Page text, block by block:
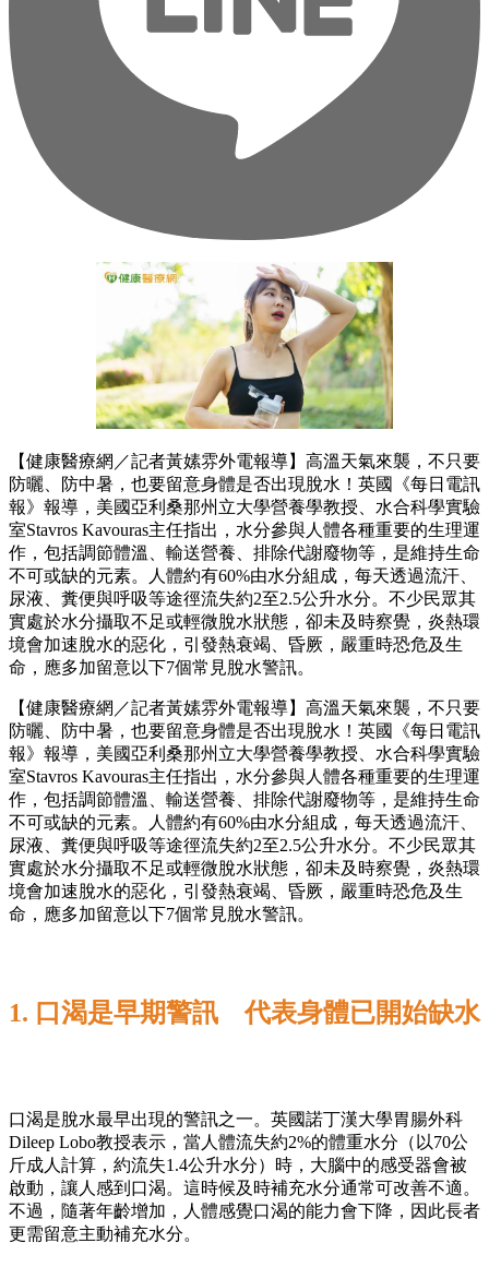
【健康醫療網／記者黃嫊雰外電報導】高溫天氣來襲，不只要
防曬、防中暑，也要留意身體是否出現脫水！英國《每日電訊
報》報導，美國亞利桑那州立大學營養學教授、水合科學實驗
室Stavros Kavouras主任指出，水分參與人體各種重要的生理運
作，包括調節體溫、輸送營養、排除代謝廢物等，是維持生命
不可或缺的元素。人體約有60%由水分組成，每天透過流汗、
尿液、糞便與呼吸等途徑流失約2至2.5公升水分。不少民眾其
實處於水分攝取不足或輕微脫水狀態，卻未及時察覺，炎熱環
境會加速脫水的惡化，引發熱衰竭、昏厥，嚴重時恐危及生
命，應多加留意以下7個常見脫水警訊。
【健康醫療網／記者黃嫊雰外電報導】高溫天氣來襲，不只要
防曬、防中暑，也要留意身體是否出現脫水！英國《每日電訊
報》報導，美國亞利桑那州立大學營養學教授、水合科學實驗
室Stavros Kavouras主任指出，水分參與人體各種重要的生理運
作，包括調節體溫、輸送營養、排除代謝廢物等，是維持生命
不可或缺的元素。人體約有60%由水分組成，每天透過流汗、
尿液、糞便與呼吸等途徑流失約2至2.5公升水分。不少民眾其
實處於水分攝取不足或輕微脫水狀態，卻未及時察覺，炎熱環
境會加速脫水的惡化，引發熱衰竭、昏厥，嚴重時恐危及生
命，應多加留意以下7個常見脫水警訊。
1. 口渴是早期警訊 代表身體已開始缺水
口渴是脫水最早出現的警訊之一。英國諾丁漢大學胃腸外科
Dileep Lobo教授表示，當人體流失約2%的體重水分（以70公
斤成人計算，約流失1.4公升水分）時，大腦中的感受器會被
啟動，讓人感到口渴。這時候及時補充水分通常可改善不適。
不過，隨著年齡增加，人體感覺口渴的能力會下降，因此長者
更需留意主動補充水分。